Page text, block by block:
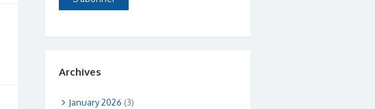
Archives
January 2026 (3)